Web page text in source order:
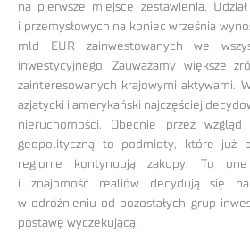
na pierwsze miejsce zestawienia.
i przemysłowych na koniec września
mld EUR zainwestowanych we
inwestycyjnego. Zauważamy większe
zainteresowanych krajowymi aktywami.
azjatycki i amerykański najczęściej
nieruchomości. Obecnie przez
geopolityczną to podmioty, które już
regionie kontynuują zakupy. To one
i znajomość realiów decydują się na
w odróżnieniu od pozostałych grup
postawę wyczekującą.